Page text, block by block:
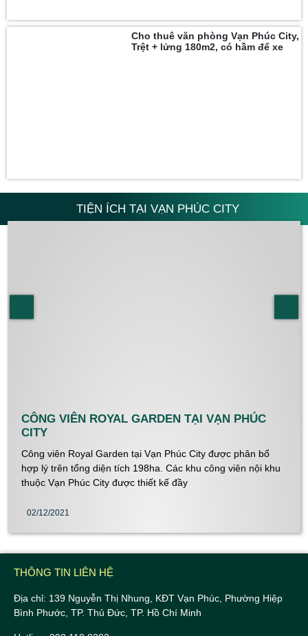
Cho thuê văn phòng Vạn Phúc City,
Trệt + lửng 180m2, có hầm để xe
TIỆN ÍCH TẠI VẠN PHÚC CITY
CÔNG VIÊN ROYAL GARDEN TẠI VẠN PHÚC
CITY
Công viên Royal Garden tại Vạn Phúc City được phân bổ
hợp lý trên tổng diện tích 198ha. Các khu công viên nội khu
thuộc Vạn Phúc City được thiết kế đầy
02/12/2021
THÔNG TIN LIÊN HỆ
Địa chỉ: 139 Nguyễn Thị Nhung, KĐT Vạn Phúc, Phường Hiệp
Bình Phước, TP. Thủ Đức, TP. Hồ Chí Minh